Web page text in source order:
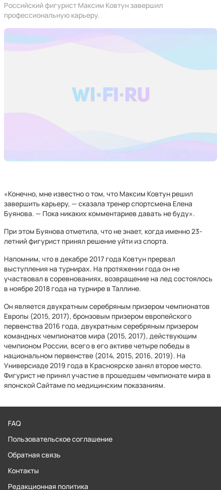
Российский фигурист Максим Ковтун завершил
профессиональную карьеру.
«Конечно, мне известно о том, что Максим Ковтун решил
завершить карьеру, — сказала тренер спортсмена Елена
Буянова. — Пока никаких комментариев давать не буду».
При этом Буянова отметила, что не знает, когда именно 23-
летний фигурист принял решение уйти из спорта.
Напомним, что в декабре 2017 года Ковтун прервал
выступления на турнирах. На протяжении года он не
участвовал в соревнованиях, возвращение на лед состоялось
в ноябре 2018 года на турнире в Таллине.
Он является двукратным серебряным призером чемпионатов
Европы (2015, 2017), бронзовым призером европейского
первенства 2016 года, двукратным серебряным призером
командных чемпионатов мира (2015, 2017), действующим
чемпионом России, всего в его активе четыре победы в
национальном первенстве (2014, 2015, 2016, 2019). На
Универсиаде 2019 года в Красноярске занял второе место.
Фигурист не принял участие в прошедшем чемпионате мира в
японской Сайтаме по медицинским показаниям.
FAQ
Пользовательское соглашение
Обратная связь
Контакты
Редакционная политика